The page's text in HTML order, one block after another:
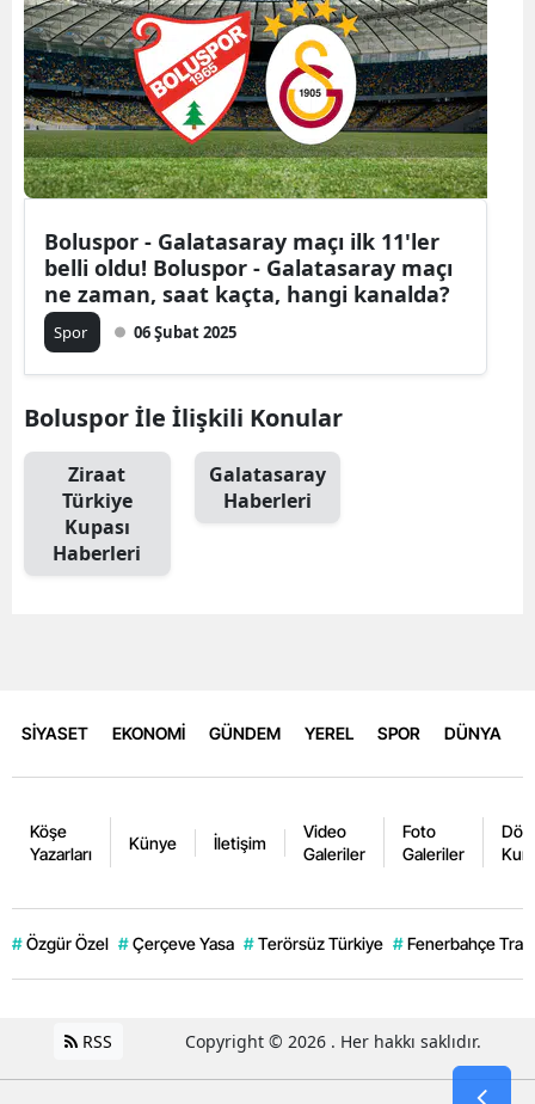
Boluspor - Galatasaray maçı ilk 11'ler
belli oldu! Boluspor - Galatasaray maçı
ne zaman, saat kaçta, hangi kanalda?
Spor 06 Şubat 2025
Boluspor İle İlişkili Konular
Ziraat
Türkiye
Kupası
Haberleri
Galatasaray
Haberleri
SİYASET EKONOMİ GÜNDEM YEREL SPOR DÜNYA
Köşe
Yazarları
Künye İletişim
Video
Galeriler
Foto
Galeriler
# Özgür Özel # Çerçeve Yasa # Terörsüz Türkiye # Fenerbahçe
RSS Copyright © 2026 . Her hakkı saklıdır.